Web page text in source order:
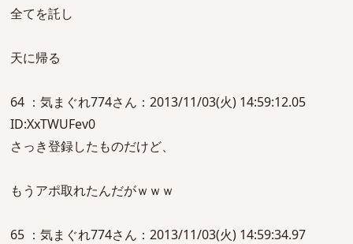
全てを託し
天に帰る
64 ：気まぐれ774さん：2013/11/03(火) 14:59:12.05
ID:XxTWUFev0
さっき登録したものだけど、
もうアポ取れたんだがｗｗｗ
65 ：気まぐれ774さん：2013/11/03(火) 14:59:34.97